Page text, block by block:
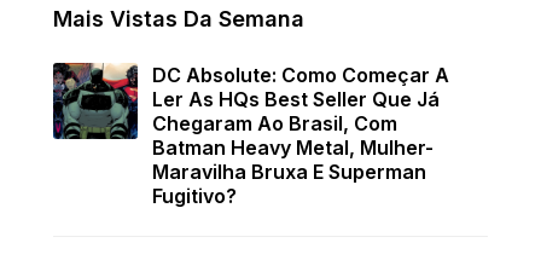
Mais Vistas Da Semana
DC Absolute: Como Começar A
Ler As HQs Best Seller Que Já
Chegaram Ao Brasil, Com
Batman Heavy Metal, Mulher-
Maravilha Bruxa E Superman
Fugitivo?